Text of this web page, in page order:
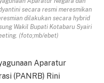
secara resmi meresmikan
dilakukan secara hybrid
Wakil Bupati Kotabaru Syairi
(foto;mb/ebet)
Aparatur
(PANRB) Rini